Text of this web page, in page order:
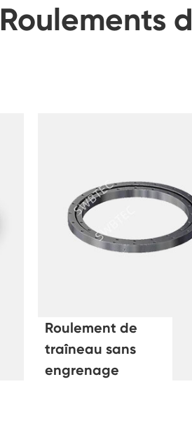
Roulements
Roulement de
traîneau sans
engrenage